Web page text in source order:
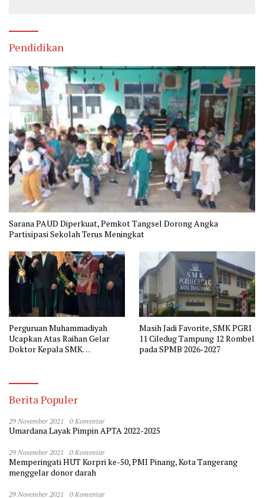
Pendidikan
Sarana PAUD Diperkuat, Pemkot Tangsel Dorong Angka
Partisipasi Sekolah Terus Meningkat
Perguruan Muhammadiyah
Ucapkan Atas Raihan Gelar
Doktor Kepala SMK
Masih Jadi Favorite, SMK PGRI
11 Ciledug Tampung 12 Rombel
pada SPMB 2026-2027
Berita Populer
29 November 2021 0 Komentar
Umardana Layak Pimpin APTA 2022-2025
29 November 2021 0 Komentar
Memperingati HUT Korpri ke-50, PMI Pinang, Kota Tangerang
menggelar donor darah
29 November 2021 0 Komentar